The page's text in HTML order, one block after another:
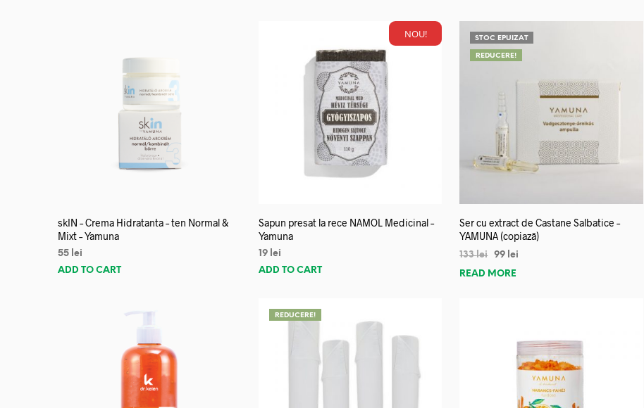
skIN – Crema Hidratanta – ten Normal &
Mixt – Yamuna
55 lei
ADD TO CART
NOU!
Sapun presat la rece NAMOL Medicinal –
Yamuna
19 lei
ADD TO CART
STOC EPUIZAT
REDUCERE!
Ser cu extract de Castane Salbatice –
YAMUNA (copiază)
133lei 99 lei
READ MORE
REDUCERE!